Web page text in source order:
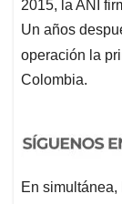
2015, la ANI
Un años
operación la
Colombia.
En